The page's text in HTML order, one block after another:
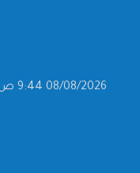
08/08/2026 9:44 ص